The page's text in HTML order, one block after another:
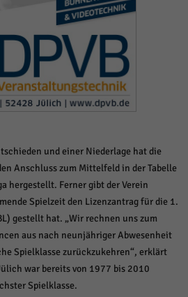
und einer Niederlage hat die
Anschluss zum Mittelfeld in der Tabelle
hergestellt. Ferner gibt der Verein
Spielzeit den Lizenzantrag für die 1.
gestellt hat. „Wir rechnen uns zum
aus nach neunjähriger Abwesenheit
Spielklasse zurückzukehren“, erklärt
war bereits von 1977 bis 2010
Spielklasse.
Speichern und weiter
Zurück
Informationen anzeigen
anonym. Diese Informationen helfen
unsere Website nutzen.
Informationen anzeigen
Drittanbietern oder Publishern verwendet,